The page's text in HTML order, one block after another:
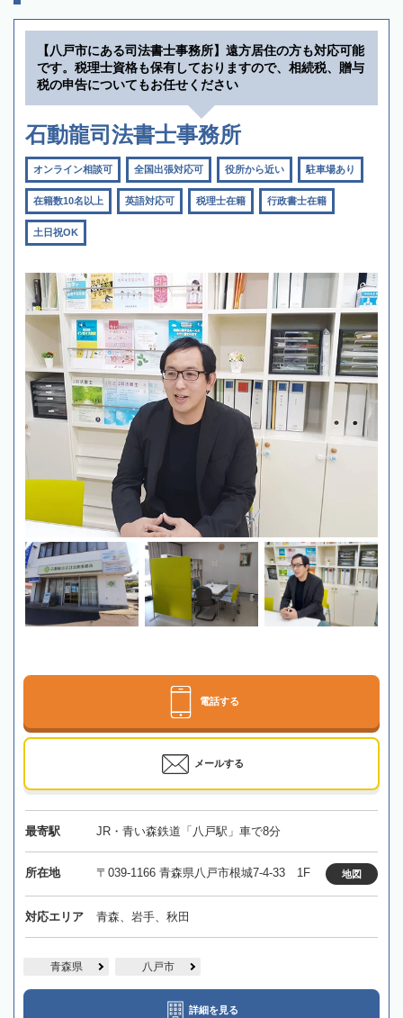
【八戸市にある司法書士事務所】遠方居住の方も対応可能
です。税理士資格も保有しておりますので、相続税、贈与
税の申告についてもお任せください
石動龍司法書士事務所
オンライン相談可 全国出張対応可 役所から近い 駐車場あり
在籍数10名以上 英語対応可 税理士在籍 行政書士在籍
土日祝OK
電話する
メールする
最寄駅 JR・青い森鉄道「八戸駅」車で8分
所在地 〒039-1166 青森県八戸市根城7-4-33 1F 地図
対応エリア 青森、岩手、秋田
青森県 八戸市
詳細を見る